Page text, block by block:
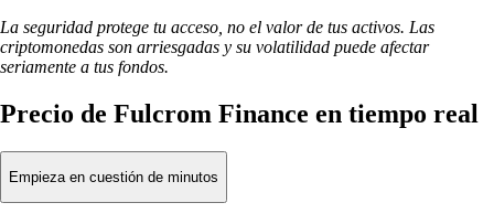
La seguridad protege tu acceso, no el valor de tus activos. Las
criptomonedas son arriesgadas y su volatilidad puede afectar
seriamente a tus fondos.
Precio de Fulcrom Finance en tiempo real
Empieza en cuestión de minutos